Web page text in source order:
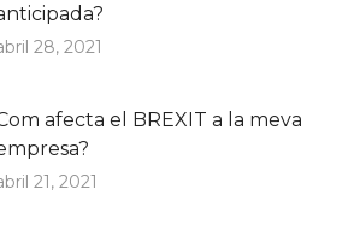
28, 2021
afecta el BREXIT a la meva
21, 2021